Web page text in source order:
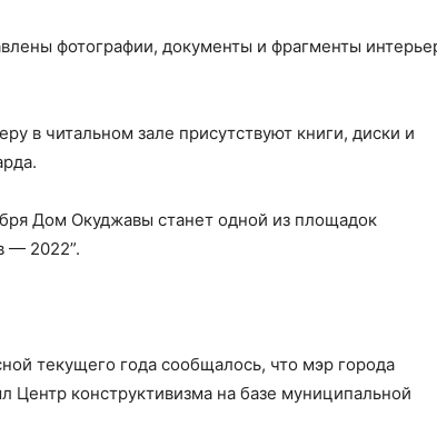
фотографии, документы и фрагменты
в читальном зале присутствуют книги, диски и
Дом Окуджавы станет одной из площадок
— 2022”.
текущего года сообщалось, что мэр города
Центр конструктивизма на базе муниципальной